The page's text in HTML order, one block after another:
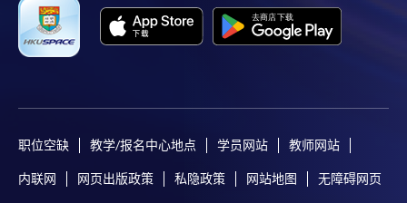
职位空缺 教学/报名中心地点 学员网站 教师网站
内联网 网页出版政策 私隐政策 网站地图 无障碍网页